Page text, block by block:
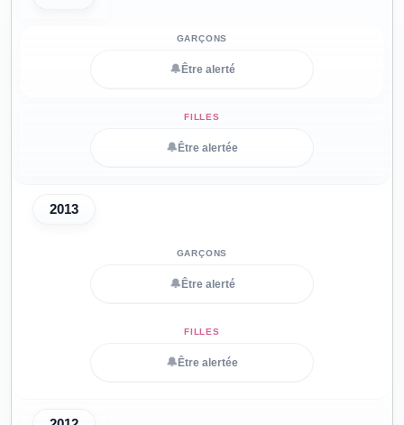
🔔 Être alerté
🔔 Être alertée
2013
🔔 Être alerté
🔔 Être alertée